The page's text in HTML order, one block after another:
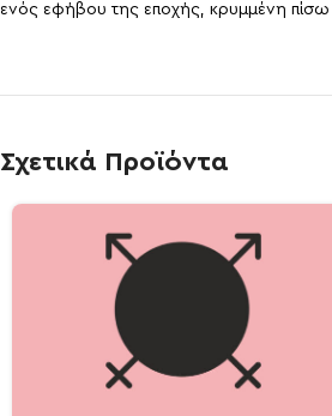
ενός εφήβου της εποχής, κρυμμένη
Σχετικά Προϊόντα